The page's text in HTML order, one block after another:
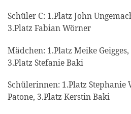
Schüler C: 1.Platz John
3.Platz Fabian Wörner
Mädchen: 1.Platz Meike
3.Platz Stefanie Baki
Schülerinnen: 1.Platz Stephanie
Patone, 3.Platz Kerstin Baki